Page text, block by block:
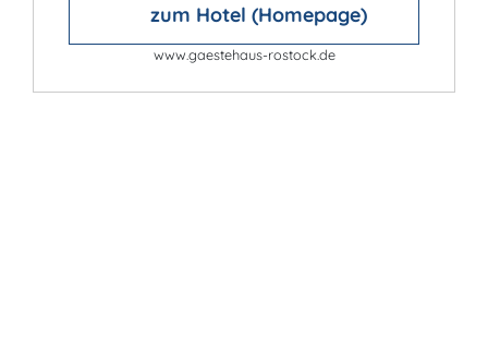
zum Hotel (Homepage)
www.gaestehaus-rostock.de